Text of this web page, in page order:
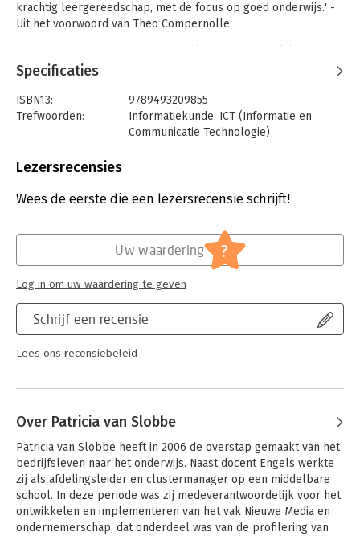
krachtig leergereedschap, met de focus op goed onderwijs.' -
Uit het voorwoord van Theo Compernolle
lespraktijk, praktische werkvormen, en helder beschreven
mogelijkheden nemen we je stap voor stap mee in de wereld
van de 'activerende digitale didactiek'. Dit boek is bedoeld om
je te inspireren en te motiveren om toegankelijke ICT-
toepassingen vol vertrouwen in te zetten in je lessen en te
Daarnaast besteden we ook aandacht aan digitaal orde houden,
organiseren van en met ICT en mindful omgaan met al die
(nieuwe) prikkels en input. Ontdek hoe leuk en zinvol het
De auteurs ontwikkelden bij dit boek een rijk gevulde website
met ervaringen, blogposts en Symbaloo-pagina’s met links
naar tools, best practices en online leeromgevingen.
Specificaties
ISBN13:
9789493209855
Trefwoorden:
Informatiekunde, ICT (Informatie en
Communicatie Technologie)
Bindwijze:
Uitgever:
Uitgeverij Pica
Hoofdrubriek: Communicatie en media
Lezersrecensies
Wees de eerste die een lezersrecensie schrijft!
Schrijf een recensie
Lees ons recensiebeleid
Uw waardering ?
Log in om uw waardering te geven
Over Patricia van Slobbe
Patricia van Slobbe heeft in 2006 de overstap gemaakt van het
bedrijfsleven naar het onderwijs. Naast docent Engels werkte
zij als afdelingsleider en clustermanager op een middelbare
school. In deze periode was zij medeverantwoordelijk voor het
ontwikkelen en implementeren van het vak Nieuwe Media en
ondernemerschap, dat onderdeel was van de profilering van